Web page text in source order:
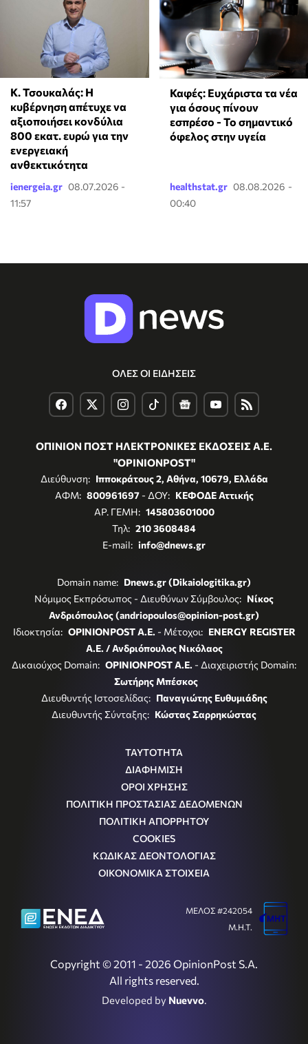
Κ. Τσουκαλάς: Η
κυβέρνηση απέτυχε να
αξιοποιήσει κονδύλια
800 εκατ. ευρώ για την
ενεργειακή
ανθεκτικότητα
ienergeia.gr 08.07.2026 -
11:57
Καφές: Ευχάριστα τα νέα
για όσους πίνουν
εσπρέσο - Το σημαντικό
όφελος στην υγεία
healthstat.gr 08.08.2026 -
00:40
ΟΛΕΣ ΟΙ ΕΙΔΗΣΕΙΣ
ΟΠΙΝΙΟΝ ΠΟΣΤ ΗΛΕΚΤΡΟΝΙΚΕΣ ΕΚΔΟΣΕΙΣ Α.Ε.
"OPINIONPOST"
Διεύθυνση: Ιπποκράτους 2, Αθήνα, 10679, Ελλάδα
ΑΦΜ: 800961697- ΔΟΥ: ΚΕΦΟΔΕ Αττικής
ΑΡ. ΓΕΜΗ: 145803601000
Τηλ: 210 3608484
E-mail: info@dnews.gr
Domain name: Dnews.gr (Dikaiologitika.gr)
Νόμιμος Εκπρόσωπος - Διευθύνων Σύμβουλος: Νίκος
Ανδριόπουλος (andriopoulos@opinion-post.gr)
Ιδιοκτησία: OPINIONPOST A.E. - Μέτοχοι: ENERGY REGISTER
Α.Ε. / Ανδριόπουλος Νικόλαος
Δικαιούχος Domain: OPINIONPOST A.E. - Διαχειριστής Domain:
Σωτήρης Μπέσκος
Διευθυντής Ιστοσελίδας: Παναγιώτης Ευθυμιάδης
Διευθυντής Σύνταξης: Κώστας Σαρρηκώστας
ΤΑΥΤΟΤΗΤΑ
ΔΙΑΦΗΜΙΣΗ
ΟΡΟΙ ΧΡΗΣΗΣ
ΠΟΛΙΤΙΚΗ ΠΡΟΣΤΑΣΙΑΣ ΔΕΔΟΜΕΝΩΝ
ΠΟΛΙΤΙΚΗ ΑΠΟΡΡΗΤΟΥ
COOKIES
ΚΩΔΙΚΑΣ ΔΕΟΝΤΟΛΟΓΙΑΣ
ΟΙΚΟΝΟΜΙΚΑ ΣΤΟΙΧΕΙΑ
Copyright © 2011 - 2026 OpinionPost S.A.
All rights reserved.
Developed by Nuevvo.
ΜΕΛΟΣ #242054
Μ.Η.Τ.